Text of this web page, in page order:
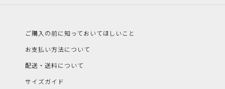
ご購入の前に知っておいてほしいこと
お支払い方法について
配送・送料について
サイズガイド